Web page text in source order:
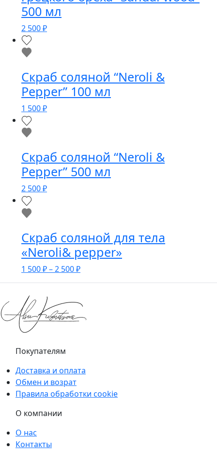
500 мл
2 500₽
Скраб соляной “Neroli &
Pepper” 100 мл
1 500₽
Скраб соляной “Neroli &
Pepper” 500 мл
2 500₽
Скраб соляной для тела
«Neroli& pepper»
1 500₽–2 500₽
Покупателям
Доставка и оплата
Обмен и возрат
Правила обработки cookie
О компании
О нас
Контакты